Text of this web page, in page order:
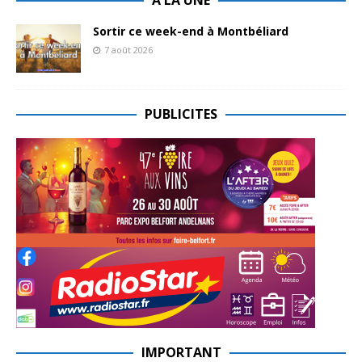
Sortir ce week-end à Montbéliard
7 août 2026
PUBLICITES
IMPORTANT